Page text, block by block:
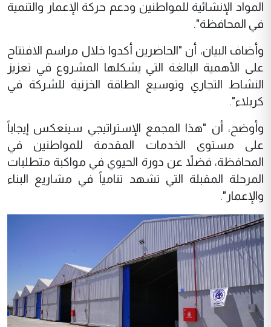
المواد الإنشائية للمواطنين ودعم حركة الإعمار والتنمية
في المحافظة".
وأضاف البيان، أن "الحاضرين أكدوا خلال مراسم الافتتاح
على الأهمية البالغة التي يشكلها المشروع في تعزيز
النشاط التجاري وتوسيع الطاقة الخزنية للشركة في
كربلاء".
وأوضح، أن "هذا المجمع الإستراتيجي سينعكس إيجاباً
على مستوى الخدمات المقدمة للمواطنين في
المحافظة، فضلاً عن دورة الحيوي في مواكبة متطلبات
المرحلة المقبلة التي تشهد تنامياً في مشاريع البناء
والإعمار".